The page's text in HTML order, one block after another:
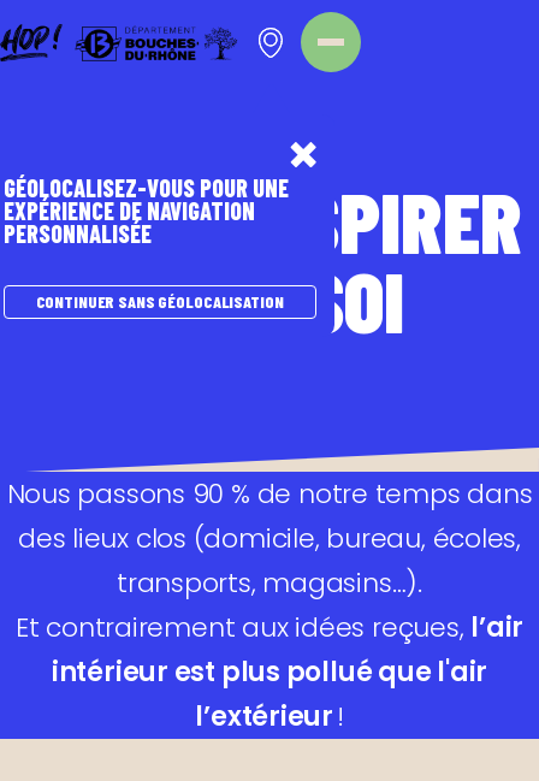
MIEUXRESPIRER
CHEZ SOI
Nous passons 90 % de notre temps dans
des lieux clos (domicile, bureau, écoles,
transports, magasins…).
Et contrairement aux idées reçues, l’air
intérieur est plus pollué que l'air
l’extérieur!
GÉOLOCALISEZ-VOUS POUR UNE
EXPÉRIENCE DE NAVIGATION
PERSONNALISÉE
CONTINUER SANS GÉOLOCALISATION